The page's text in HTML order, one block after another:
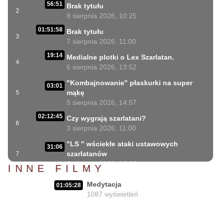
2
56:51
Brak tytułu
8 sierpnia 2026, 10:25
3
01:51:58
Brak tytułu
7 sierpnia 2026, 11:00
4
19:14
Medialne plotki o Lex Szarlatan.
6 sierpnia 2026, 13:52
5
03:01
"Kombajnowanie" płaskurki na super
mąkę
5 sierpnia 2026, 14:57
6
02:12:45 Czy wygrają szarlatani?
3 sierpnia 2026, 11:00
7
31:06
"LS " wściekłe ataki ustawowych
szarlatanów
2 sierpnia 2026, 18:08
Lex Szarlatan i Prezydent cd.
2 sierpnia 2026, 11:09
INNE FILMY
01:05:28
Medytacja
1087 wyświetleń